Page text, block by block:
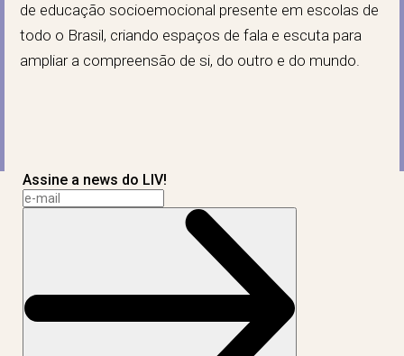
de educação socioemocional presente em escolas de
todo o Brasil, criando espaços de fala e escuta para
ampliar a compreensão de si, do outro e do mundo.
Assine a news do LIV!